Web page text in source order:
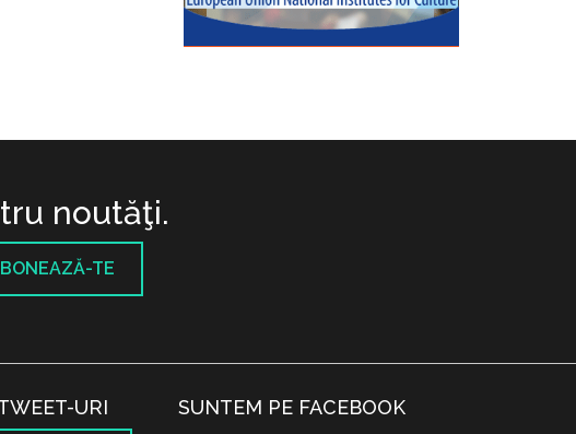
noutăţi.
TE
URI SUNTEM PE FACEBOOK